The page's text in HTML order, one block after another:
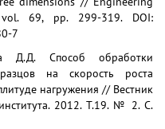
vol. 69, pp. 299-319. DOI:
7
Д.Д. Способ обработки
на скорость роста
нагружения // Вестник
2012. Т.19. № 2. С.